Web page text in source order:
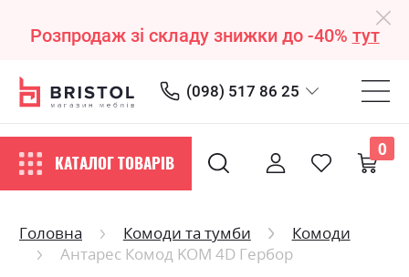
Розпродаж зі складу знижки до -40% тут
(098) 517 86 25
КАТАЛОГ ТОВАРІВ
0
Головна Комоди та тумби
Комоди
Антарес Комод KOM 4D Гербор